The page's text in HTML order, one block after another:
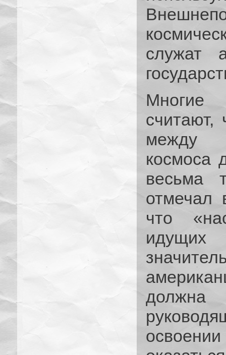
служат
Многие
считают,
между
космоса
весьма
отмечал
что
должна